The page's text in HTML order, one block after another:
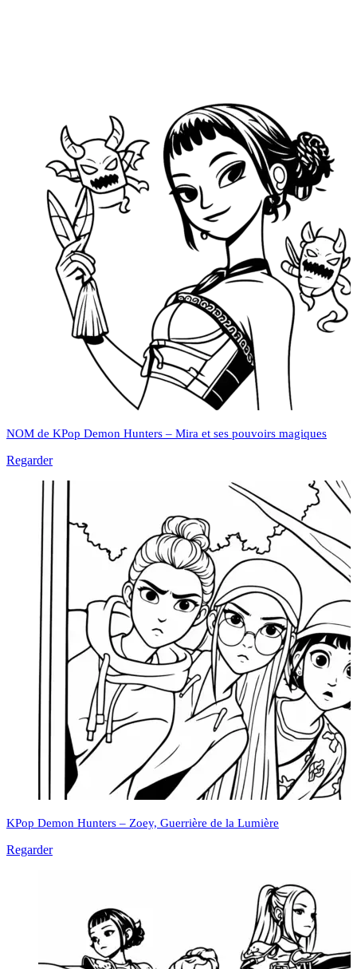
NOM de KPop Demon Hunters – Mira et ses pouvoirs magiques
Regarder
KPop Demon Hunters – Zoey, Guerrière de la Lumière
Regarder